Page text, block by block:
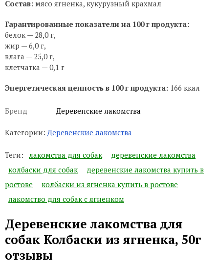
Состав: мясо ягненка, кукурузный крахмал
Гарантированные показатели на 100 г продукта:
белок — 28,0 г,
жир — 6,0 г,
влага — 25,0 г,
клетчатка — 0,1 г
Энергетическая ценность в 100 г продукта: 166 ккал
Бренд Деревенские лакомства
Категории: Деревенские лакомства
Теги: лакомства для собак
деревенские лакомства
колбаски для собак
деревенские лакомства купить в
ростове
колбаски из ягненка купить в ростове
лакомство для собак с ягненком
Деревенские лакомства для
собак Колбаски из ягненка, 50г
отзывы